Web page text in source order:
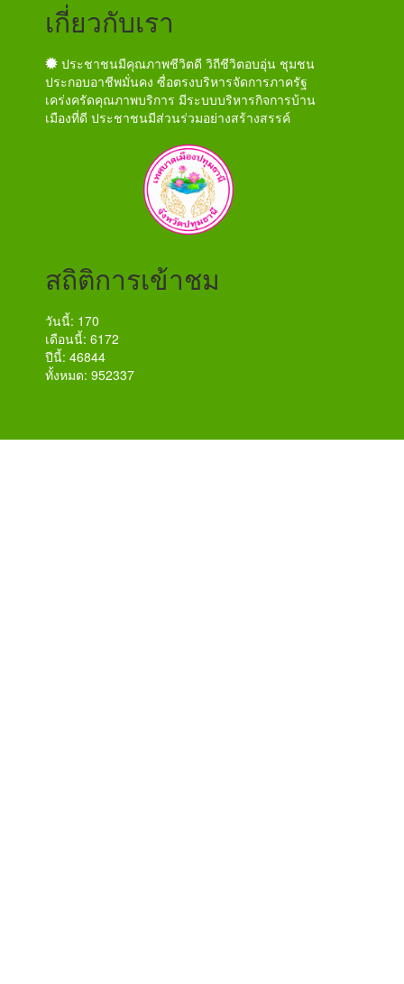
เกี่ยวกับเรา
ประชาชนมีคุณภาพชีวิตดี วิถีชีวิตอบอุ่น ชุมชน
ประกอบอาชีพมั่นคง ซื่อตรงบริหารจัดการภาครัฐ
เคร่งครัดคุณภาพบริการ มีระบบบริหารกิจการบ้าน
เมืองที่ดี ประชาชนมีส่วนร่วมอย่างสร้างสรรค์
สถิติการเข้าชม
วันนี้: 170
เดือนนี้: 6172
ปีนี้: 46844
ทั้งหมด: 952337